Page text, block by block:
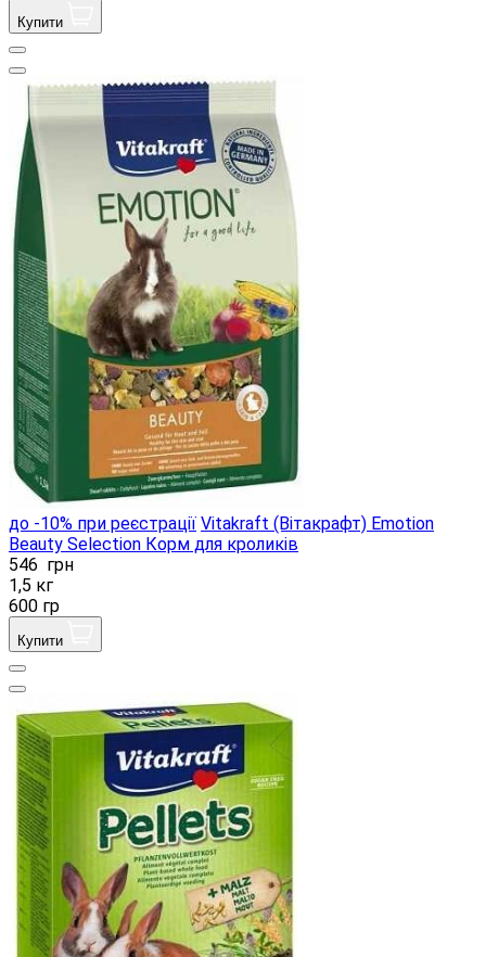
Купити
до -10% при реєстрації Vitakraft (Вітакрафт) Emotion
Beauty Selection Корм ​​для кроликів
546 грн
1,5 кг
600 гр
Купити